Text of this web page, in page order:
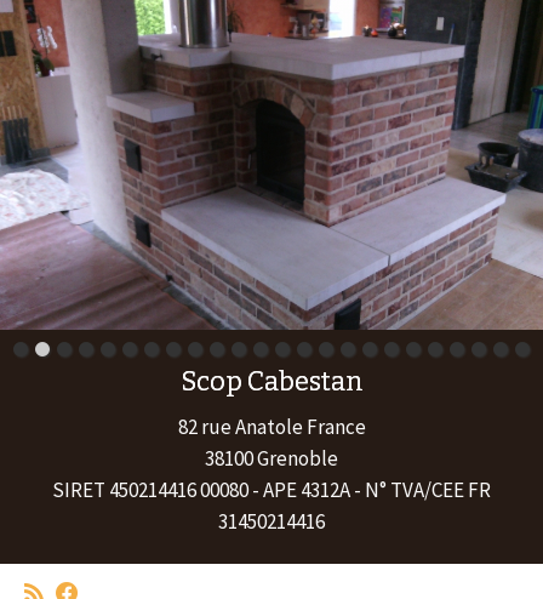
Scop Cabestan
82 rue Anatole France
38100 Grenoble
SIRET 450214416 00080 - APE 4312A - N° TVA/CEE FR
31450214416